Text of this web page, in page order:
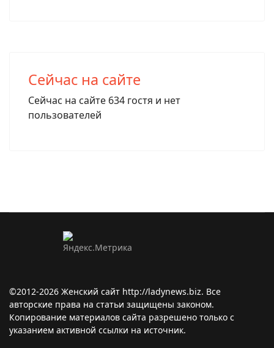
Сейчас на сайте
Сейчас на сайте 634 гостя и нет
пользователей
©2012-2026 Женский сайт http://ladynews.biz. Все
авторские права на статьи защищены законом.
Копирование материалов сайта разрешено только с
указанием активной ссылки на источник.